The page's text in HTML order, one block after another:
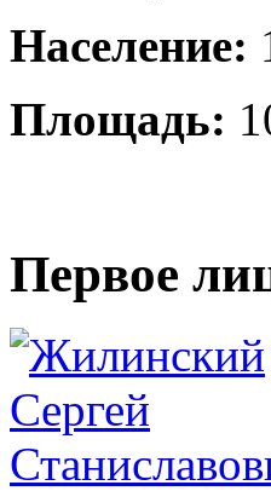
Население:
Площадь:
Первое